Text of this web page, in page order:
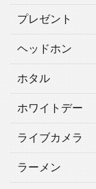
プレゼント
ヘッドホン
ホタル
ホワイトデー
ライブカメラ
ラーメン